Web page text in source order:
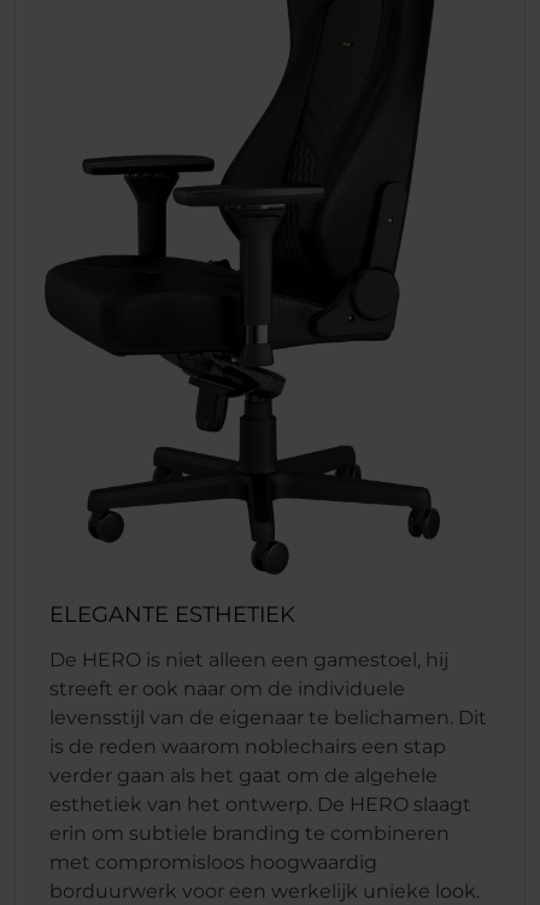
ELEGANTE ESTHETIEK
De HERO is niet alleen een gamestoel, hij
streeft er ook naar om de individuele
levensstijl van de eigenaar te belichamen. Dit
is de reden waarom noblechairs een stap
verder gaan als het gaat om de algehele
esthetiek van het ontwerp. De HERO slaagt
erin om subtiele branding te combineren
met compromisloos hoogwaardig
borduurwerk voor een werkelijk unieke look.